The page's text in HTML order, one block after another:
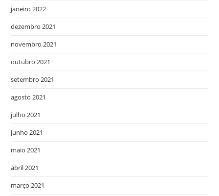
janeiro 2022
dezembro 2021
novembro 2021
outubro 2021
setembro 2021
agosto 2021
julho 2021
junho 2021
maio 2021
abril 2021
março 2021